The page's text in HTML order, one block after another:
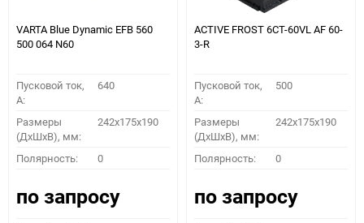
ПОДОБРАТЬ
Как определить полярность?
VARTA Blue Dynamic EFB 560
500 064 N60
Пусковой ток,
A:
640
Размеры
(ДхШхВ), мм:
242x175x190
Полярность: 0
по запросу
ACTIVE FROST 6СТ-60VL АF 60-
3-R
Пусковой ток,
A:
500
Размеры
(ДхШхВ), мм:
242x175x190
Полярность: 0
по запросу